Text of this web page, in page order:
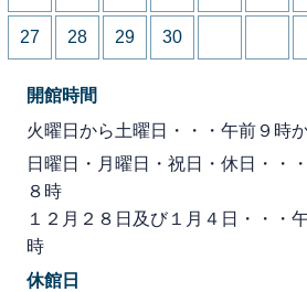
27 28 29 30
開館時間
火曜日から土曜日・・・午前９時
日曜日・月曜日・祝日・休日・・
８時
１２月２８日及び１月４日・・・
時
休館日